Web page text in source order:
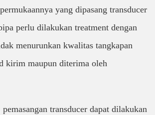
yang dipasang transducer
perlu dilakukan treatment dengan
menurunkan kwalitas tangkapan
kirim maupun diterima oleh
pemasangan transducer dapat dilakukan